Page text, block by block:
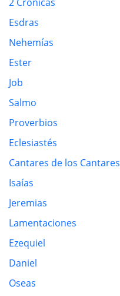
Esdras
Nehemías
Ester
Job
Salmo
Proverbios
Eclesiastés
Cantares de los Cantares
Isaías
Jeremias
Lamentaciones
Ezequiel
Daniel
Oseas